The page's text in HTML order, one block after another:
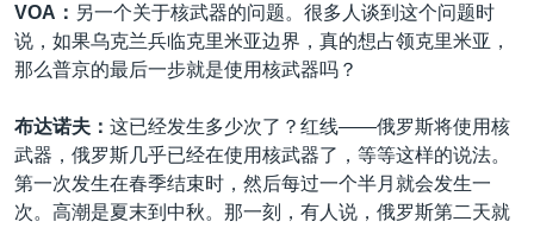
VOA： 另一个关于核武器的问题。很多人谈到这个问题时
说，如果乌克兰兵临克里米亚边界，真的想占领克里米亚，
那么普京的最后一步就是使用核武器吗？
布达诺夫： 这已经发生多少次了？红线——俄罗斯将使用核
武器，俄罗斯几乎已经在使用核武器了，等等这样的说法。
第一次发生在春季结束时，然后每过一个半月就会发生一
次。高潮是夏末到中秋。那一刻，有人说，俄罗斯第二天就